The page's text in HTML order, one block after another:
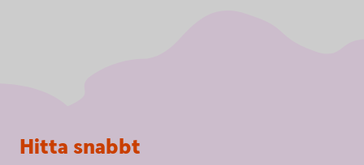
Sidfot
Hitta snabbt